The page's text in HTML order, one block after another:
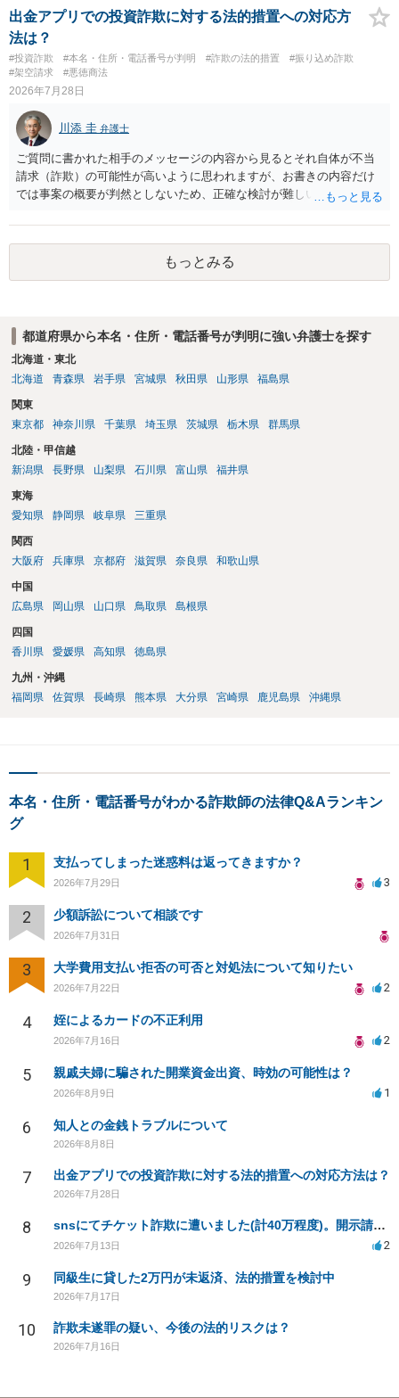
出金アプリでの投資詐欺に対する法的措置への対応方
法は？
#投資詐欺 #本名・住所・電話番号が判明 #詐欺の法的措置
#振り込め詐欺
#架空請求
#悪徳商法
2026年7月28日
川添 圭 弁護士
ご質問に書かれた相手のメッセージの内容から見るとそれ自体が不当
請求（詐欺）の可能性が高いように思われますが、お書きの内容だけ
では事案の概要が判然としないため、正確な検討が難しいです。例え
画面を見て貰いながらアドバイスう受けた方が確実です。
もっとみる
都道府県から本名・住所・電話番号が判明に強い弁護士を探す
北海道・東北
北海道
青森県 岩手県 宮城県 秋田県 山形県 福島県
関東
東京都
神奈川県 千葉県 埼玉県 茨城県 栃木県 群馬県
北陸・甲信越
新潟県
長野県 山梨県 石川県 富山県 福井県
東海
愛知県
静岡県 岐阜県 三重県
関西
大阪府
兵庫県 京都府 滋賀県 奈良県 和歌山県
中国
広島県
岡山県 山口県 鳥取県 島根県
四国
香川県
愛媛県 高知県 徳島県
九州・沖縄
福岡県
佐賀県 長崎県 熊本県 大分県 宮崎県 鹿児島県 沖縄県
本名・住所・電話番号がわかる詐欺師の法律Q&Aランキン
グ
1 支払ってしまった迷惑料は返ってきますか？
2026年7月29日 3
2 少額訴訟について相談です
2026年7月31日
3 大学費用支払い拒否の可否と対処法について知りたい
2026年7月22日 2
4 姪によるカードの不正利用
2026年7月16日 2
5 親戚夫婦に騙された開業資金出資、時効の可能性は？
2026年8月9日 1
6 知人との金銭トラブルについて
2026年8月8日
7 出金アプリでの投資詐欺に対する法的措置への対応方法は？
2026年7月28日
8 snsにてチケット詐欺に遭いました(計40万程度)。開示請求や今後の対応について質問したいです。
2026年7月13日 2
9 同級生に貸した2万円が未返済、法的措置を検討中
2026年7月17日
10 詐欺未遂罪の疑い、今後の法的リスクは？
2026年7月16日